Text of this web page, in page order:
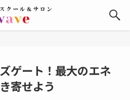
ゲート！最大のエネ
寄せよう